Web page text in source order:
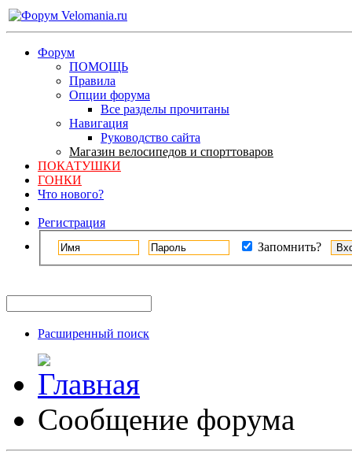
Форум
ПОМОЩЬ
Правила
Опции форума
Все разделы прочитаны
Навигация
Руководство сайта
Магазин велосипедов и спорттоваров
ПОКАТУШКИ
ГОНКИ
Что нового?
Регистрация
Запомнить?
Расширенный поиск
Сообщение форума